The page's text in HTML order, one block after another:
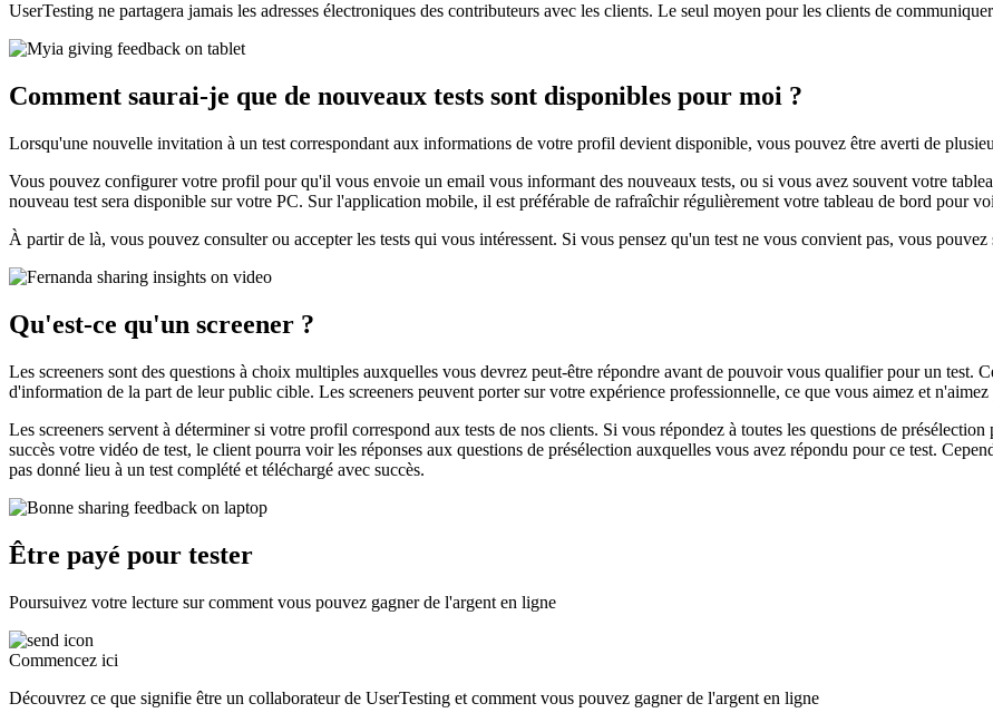
UserTesting ne partagera jamais les adresses électroniques des contributeurs avec les clients. Le seul moyen pour les clients de
Comment saurai-je que de nouveaux tests sont disponibles pour moi ?
Lorsqu'une nouvelle invitation à un test correspondant aux informations de votre profil devient disponible, vous pouvez être averti de
Vous pouvez configurer votre profil pour qu'il vous envoie un email vous informant des nouveaux tests, ou si vous avez souvent votre
nouveau test sera disponible sur votre PC. Sur l'application mobile, il est préférable de rafraîchir régulièrement votre tableau de bord pour
À partir de là, vous pouvez consulter ou accepter les tests qui vous intéressent. Si vous pensez qu'un test ne vous convient pas, vous
Qu'est-ce qu'un screener ?
Les screeners sont des questions à choix multiples auxquelles vous devrez peut-être répondre avant de pouvoir vous qualifier pour un test.
d'information de la part de leur public cible. Les screeners peuvent porter sur votre expérience professionnelle, ce que vous aimez et
Les screeners servent à déterminer si votre profil correspond aux tests de nos clients. Si vous répondez à toutes les questions de
succès votre vidéo de test, le client pourra voir les réponses aux questions de présélection auxquelles vous avez répondu pour ce test.
pas donné lieu à un test complété et téléchargé avec succès.
Être payé pour tester
Poursuivez votre lecture sur comment vous pouvez gagner de l'argent en ligne
Commencez ici
Découvrez ce que signifie être un collaborateur de UserTesting et comment vous pouvez gagner de l'argent en ligne